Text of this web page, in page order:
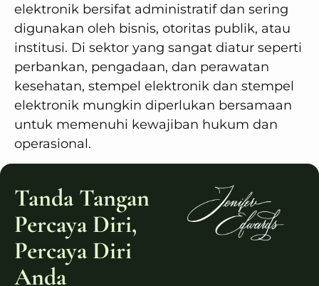
elektronik bersifat administratif dan sering
digunakan oleh bisnis, otoritas publik, atau
institusi. Di sektor yang sangat diatur seperti
perbankan, pengadaan, dan perawatan
kesehatan, stempel elektronik dan stempel
elektronik mungkin diperlukan bersamaan
untuk memenuhi kewajiban hukum dan
operasional.
Tanda Tangan
Percaya Diri,
Percaya Diri
Anda